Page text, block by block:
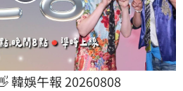
韓娛午報 20260808